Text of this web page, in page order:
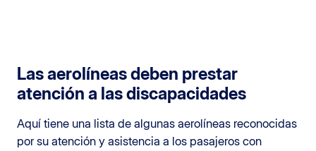
Las aerolíneas deben prestar
atención a las discapacidades
Aquí tiene una lista de algunas aerolíneas reconocidas
por su atención y asistencia a los pasajeros con